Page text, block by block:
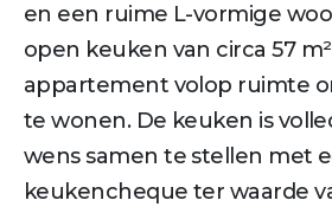
en een ruime L-vormige
open keuken van circa 57
appartement volop ruimte
te wonen. De keuken is
wens samen te stellen met
keukencheque ter waarde